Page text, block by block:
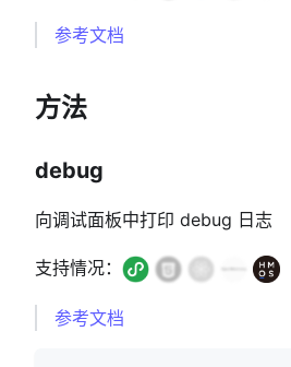
参考文档
方法
debug
向调试面板中打印 debug 日志
支持情况：
参考文档